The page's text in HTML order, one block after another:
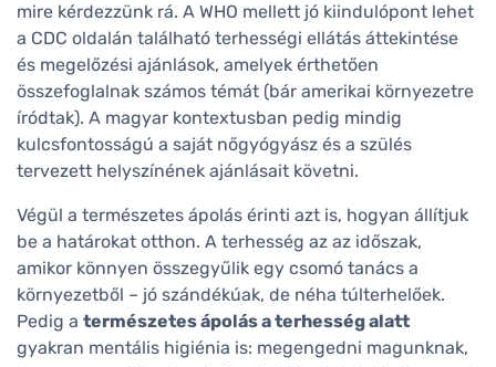
mire kérdezzünk rá. A WHO mellett jó kiindulópont lehet
a CDC oldalán található terhességi ellátás áttekintése
és megelőzési ajánlások, amelyek érthetően
összefoglalnak számos témát (bár amerikai környezetre
íródtak). A magyar kontextusban pedig mindig
kulcsfontosságú a saját nőgyógyász és a szülés
tervezett helyszínének ajánlásait követni.
Végül a természetes ápolás érinti azt is, hogyan állítjuk
be a határokat otthon. A terhesség az az időszak,
amikor könnyen összegyűlik egy csomó tanács a
környezetből – jó szándékúak, de néha túlterhelőek.
Pedig a természetes ápolás a terhesség alatt
gyakran mentális higiénia is: megengedni magunknak,